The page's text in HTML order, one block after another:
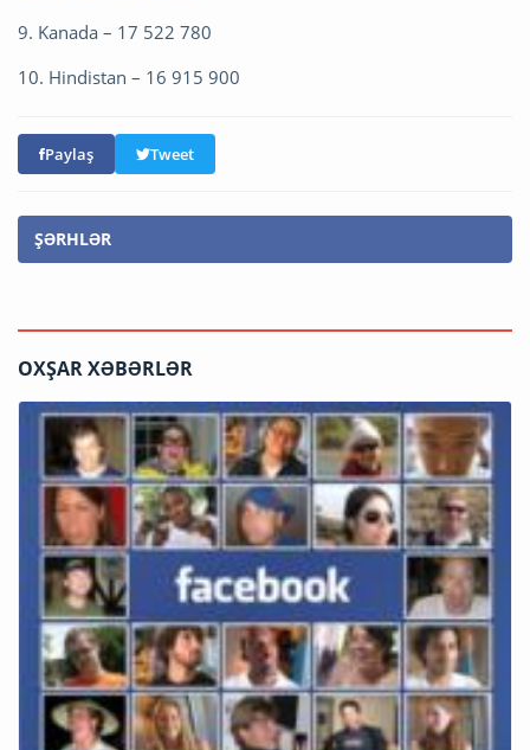
9. Kanada – 17 522 780
10. Hindistan – 16 915 900
Paylaş Tweet
ŞƏRHLƏR
OXŞAR XƏBƏRLƏR